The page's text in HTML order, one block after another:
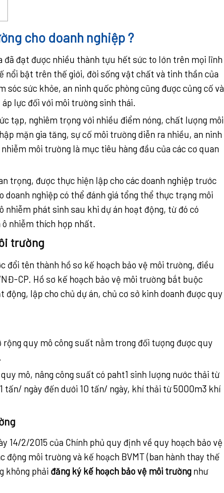
cho doanh nghiệp ?
đã đạt được nhiều thành tựu hết sức to lớn trên mọi lĩnh
bật trên thế giới, đời sống vật chất và tinh thần của
sóc sức khỏe, an ninh quốc phòng cũng được củng cố và
lực đối với môi trường sinh thái.
tạp, nghiêm trọng với nhiều điểm nóng, chất lượng môi
mặn gia tăng, sự cố môi trường diễn ra nhiều, an ninh
môi trường là mục tiêu hàng đầu của các cơ quan
trọng, được thực hiện lập cho các doanh nghiệp trước
doanh nghiệp có thể đánh giá tổng thể thực trạng môi
phát sinh sau khi dự án hoạt động, từ đó có
ô nhiễm thích hợp nhất.
trường
đổi tên thành hồ sơ kế hoạch bảo vệ môi trường, điều
CP. Hồ sơ kế hoạch bảo vệ môi trường bắt buộc
lập cho chủ dự án, chủ cơ sở kinh doanh được quy
quy mô công suất nằm trong đối tượng được quy
mô, nâng công suất có paht1 sinh lượng nước thải từ
ngày đến dưới 10 tấn/ ngày, khí thải từ 5000m3 khí
14/2/2015 của Chính phủ quy định về quy hoạch bảo vệ
động môi trường và kế hoạch BVMT (ban hành thay thế
không phải đăng ký kế hoạch bảo vệ môi trường như